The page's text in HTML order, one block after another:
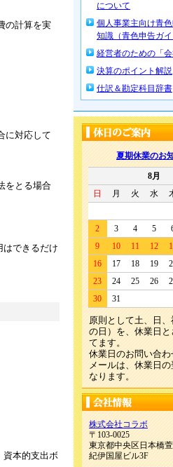
の計算を実
に対応して
をとる場合
はできるだけ
資本的支出ボ
について
個人事業主向け青
知識（青色申告ガイ
経営者のための「会
決算のポイント解説
仕訳＆勘定科目辞書
夏期休業のお
8月
日
月 火 水
2
3 4 5
9
10 11 12
16
17 18 19
23
24 25 26
30
31
原則として土、日、
の日）を、休業日
てます。
休業日のお問い合
メールは、休業日
なります。
株式会社コラボ
〒103-0025
東京都中央区日本橋
紀伊国屋ビル3F